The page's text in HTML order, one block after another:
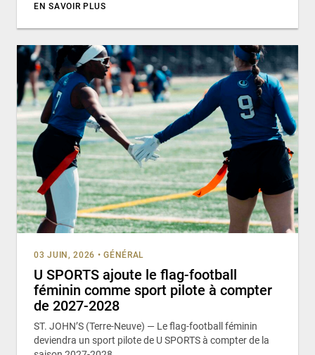
EN SAVOIR PLUS
03 JUIN, 2026 • GÉNÉRAL
U SPORTS ajoute le flag-football
féminin comme sport pilote à compter
de 2027-2028
ST. JOHN’S (Terre-Neuve) — Le flag-football féminin
deviendra un sport pilote de U SPORTS à compter de la